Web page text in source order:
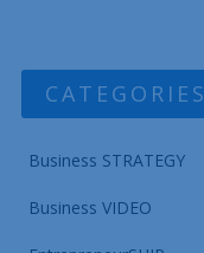
CATEGORIES
Business STRATEGY
Business VIDEO